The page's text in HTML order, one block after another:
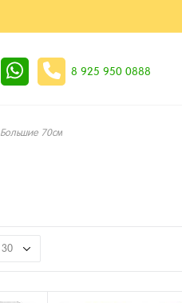
8 925 950 0888
Большие 70см
30